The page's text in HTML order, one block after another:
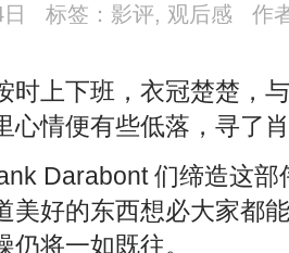
标签： 影评, 观后感
作
上下班，衣冠楚楚，与
心情便有些低落，寻了
Darabont 们缔造这部
美好的东西想必大家都
仍将一如既往。